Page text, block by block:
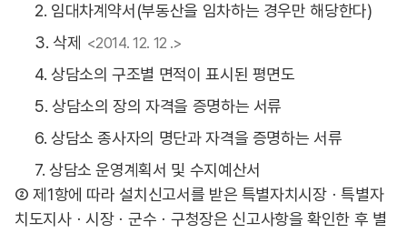
2. 임대차계약서(부동산을 임차하는 경우만 해당한다)
3. 삭제
<2014. 12. 12 .>
4. 상담소의 구조별 면적이 표시된 평면도
5. 상담소의 장의 자격을 증명하는 서류
6. 상담소 종사자의 명단과 자격을 증명하는 서류
7. 상담소 운영계획서 및 수지예산서
② 제1항에 따라 설치신고서를 받은 특별자치시장ㆍ특별자
치도지사ㆍ시장ㆍ군수ㆍ구청장은 신고사항을 확인한 후 별